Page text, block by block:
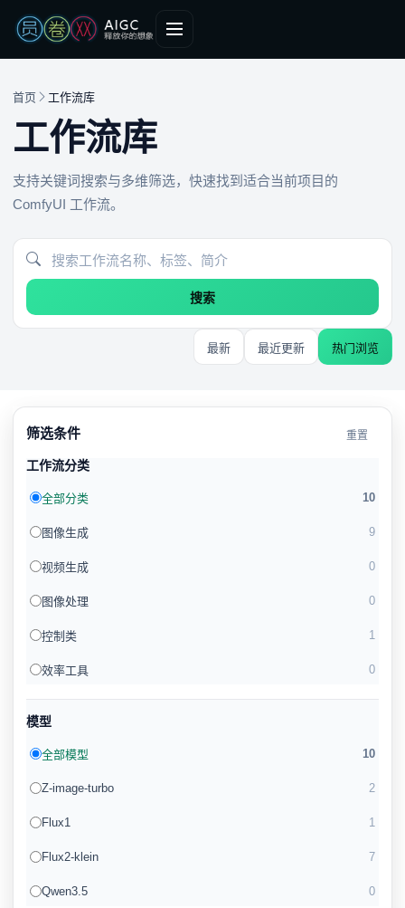
首页 工作流库
工作流库
支持关键词搜索与多维筛选，快速找到适合当前项目的
ComfyUI 工作流。
搜索
最新 最近更新 热门浏览
筛选条件 重置
工作流分类
全部分类 10
图像生成 9
视频生成 0
图像处理 0
控制类 1
效率工具 0
模型
全部模型 10
Z-image-turbo 2
Flux1 1
Flux2-klein 7
Qwen3.5 0